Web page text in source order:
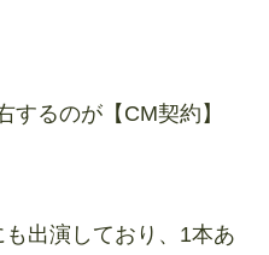
するのが【CM契約】
出演しており、1本あ